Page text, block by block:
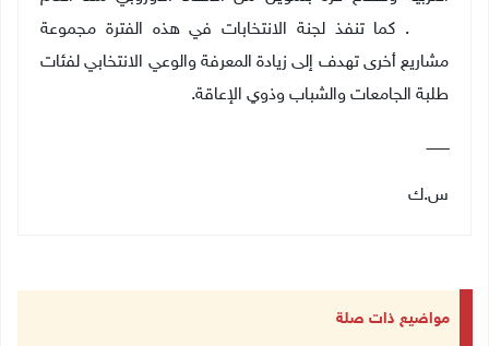
2008. كما تنفذ لجنة الانتخابات في هذه الفترة مجموعة
مشاريع أخرى تهدف إلى زيادة المعرفة والوعي الانتخابي لفئات
طلبة الجامعات والشباب وذوي الإعاقة.
ــــــــــ
س.ك
مواضيع ذات صلة